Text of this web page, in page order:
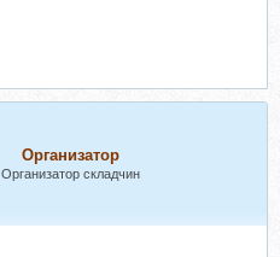
Организатор
Организатор складчин